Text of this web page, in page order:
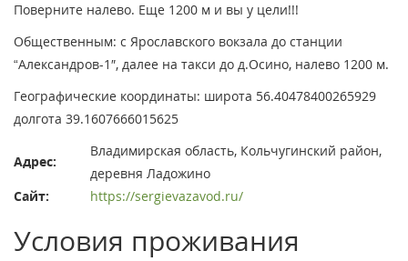
Поверните налево. Еще 1200 м и вы у цели!!!
Общественным: с Ярославского вокзала до станции
“Александров-1″, далее на такси до д.Осино, налево 1200 м.
Географические координаты: широта 56.40478400265929
долгота 39.1607666015625
Адрес:
Владимирская область, Кольчугинский район,
деревня Ладожино
Сайт:
https://sergievazavod.ru/
Условия проживания